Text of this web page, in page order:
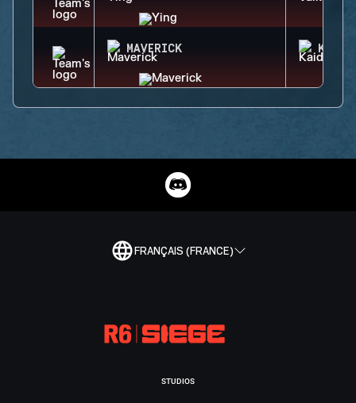
MAVERICK KAID
FRANÇAIS (FRANCE)
STUDIOS